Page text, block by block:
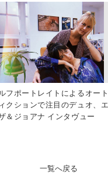
フポートレイトによるオート
クションで注目のデュオ、エ
＆ジョアナ インタヴュー
一覧へ戻る